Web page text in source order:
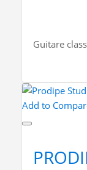
Guitare
Add to